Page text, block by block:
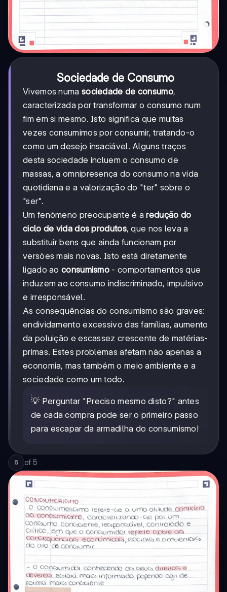
Sociedade de Consumo
Vivemos numa sociedade de consumo,
caracterizada por transformar o consumo num
fim em si mesmo. Isto significa que muitas
vezes consumimos por consumir, tratando-o
como um desejo insaciável. Alguns traços
desta sociedade incluem o consumo de
massas, a omnipresença do consumo na vida
quotidiana e a valorização do "ter" sobre o
"ser".
Um fenómeno preocupante é aredução do
ciclo de vida dos produtos, que nos leva a
substituir bens que ainda funcionam por
versões mais novas. Isto está diretamente
ligado ao consumismo - comportamentos que
induzem ao consumo indiscriminado, impulsivo
e irresponsável.
As consequências do consumismo são graves:
endividamento excessivo das famílias, aumento
da poluição e escassez crescente de matérias-
primas. Estes problemas afetam não apenas a
economia, mas também o meio ambiente e a
sociedade como um todo.
💡 Perguntar "Preciso mesmo disto?" antes
de cada compra pode ser o primeiro passo
para escapar da armadilha do consumismo!
5 of 5